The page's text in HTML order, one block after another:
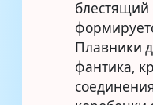
блестящий
Плавники
фантика,